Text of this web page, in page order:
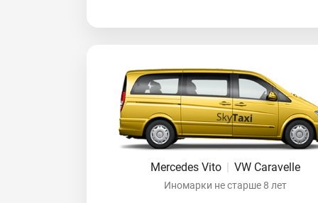
Mercedes Vito | VW Caravelle
Иномарки не старше 8 лет